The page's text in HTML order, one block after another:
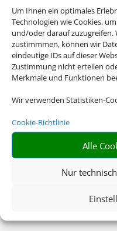
Um Ihnen ein optimales
Technologien wie Cookies,
und/oder darauf zuzugreifen.
zustimmmen, können wir
eindeutige IDs auf dieser
Zustimmung nicht erteilen
Merkmale und Funktionen
Wir verwenden Statistiken-
Cookie-Richtlinie
Alle
Nur